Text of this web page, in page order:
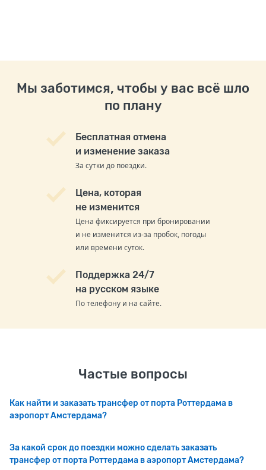
Мы заботимся, чтобы у вас всё шло
по плану
Бесплатная отмена
и изменение заказа
За сутки до поездки.
Цена, которая
не изменится
Цена фиксируется при бронировании
и не изменится из-за пробок, погоды
или времени суток.
Поддержка 24/7
на русском языке
По телефону и на сайте.
Частые вопросы
Как найти и заказать трансфер от порта Роттердама в
аэропорт Амстердама?
За какой срок до поездки можно сделать заказать
трансфер от порта Роттердама в аэропорт Амстердама?